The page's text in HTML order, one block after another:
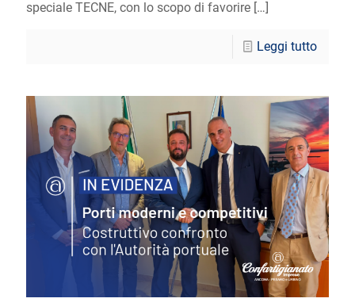
speciale TECNE, con lo scopo di favorire […]
Leggi tutto